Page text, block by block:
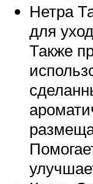
Нетра
для
Также